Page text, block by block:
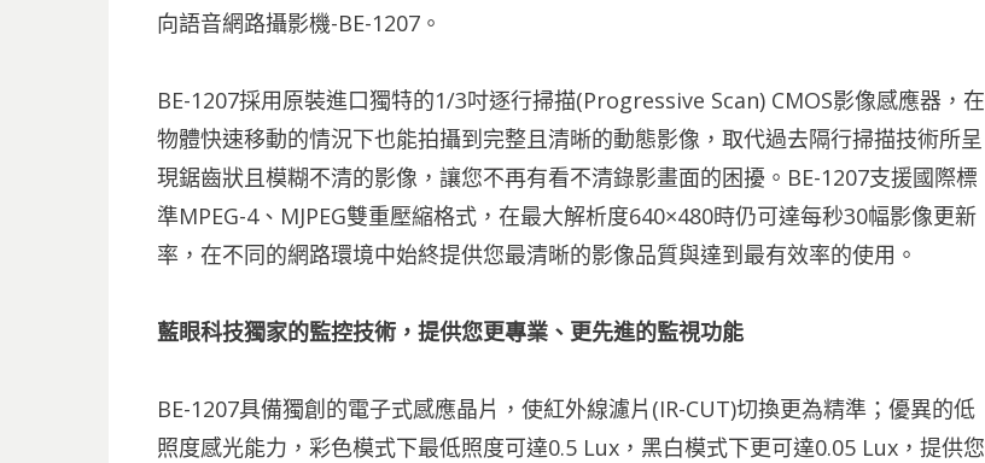
向語音網路攝影機-BE-1207。
BE-1207採用原裝進口獨特的1/3吋逐行掃描(Progressive Scan) CMOS影像感應器，在
物體快速移動的情況下也能拍攝到完整且清晰的動態影像，取代過去隔行掃描技術所呈
現鋸齒狀且模糊不清的影像，讓您不再有看不清錄影畫面的困擾。BE-1207支援國際標
準MPEG-4、MJPEG雙重壓縮格式，在最大解析度640×480時仍可達每秒30幅影像更新
率，在不同的網路環境中始終提供您最清晰的影像品質與達到最有效率的使用。
藍眼科技獨家的監控技術，提供您更專業、更先進的監視功能
BE-1207具備獨創的電子式感應晶片，使紅外線濾片(IR-CUT)切換更為精準；優異的低
照度感光能力，彩色模式下最低照度可達0.5 Lux，黑白模式下更可達0.05 Lux，提供您